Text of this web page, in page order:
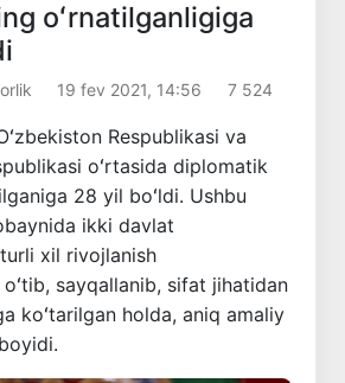
oʻrnatilganligiga
19 fev 2021, 14:56 7 524
Respublikasi va
oʻrtasida diplomatik
28 yil boʻldi. Ushbu
ikki davlat
xil rivojlanish
sayqallanib, sifat jihatidan
koʻtarilgan holda, aniq amaliy